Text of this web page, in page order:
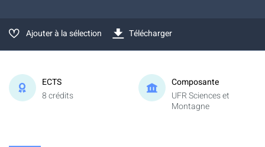
Ajouter à la sélection Télécharger
ECTS
8 crédits
Composante
UFR Sciences et
Montagne